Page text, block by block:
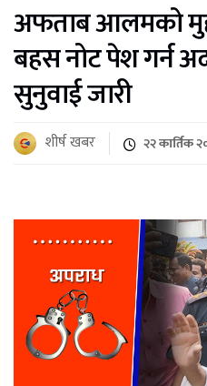
अफताब आलमको
बहस नोट पेश गर्न
सुनुवाई जारी
शीर्ष खबर २२ कार्तिक